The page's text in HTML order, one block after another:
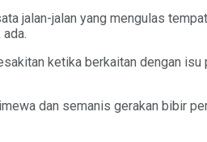
jalan-jalan yang mengulas
ketika berkaitan dengan isu
dan semanis gerakan bibir